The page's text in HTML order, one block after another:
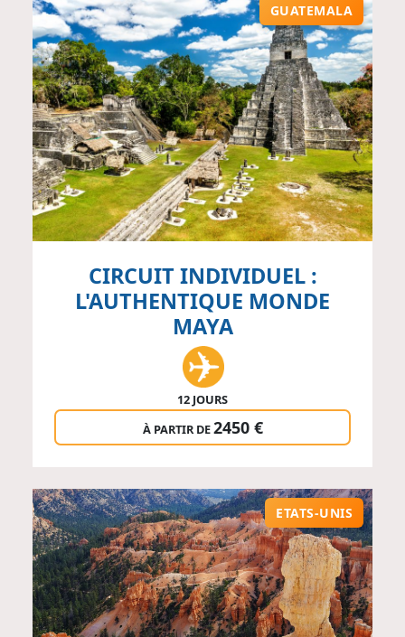
GUATEMALA
CIRCUIT INDIVIDUEL :
L'AUTHENTIQUE MONDE
MAYA
12 JOURS
À PARTIR DE2450 €
ETATS-UNIS